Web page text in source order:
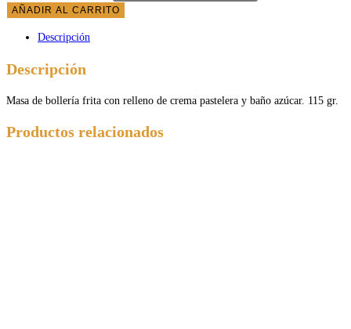
AÑADIR AL CARRITO
Descripción
Descripción
Masa de bollería frita con relleno de crema pastelera y baño azúcar. 115 gr.
Productos relacionados